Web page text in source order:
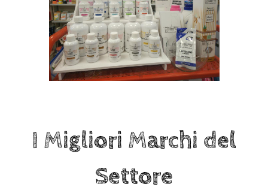
I Migliori Marchi del
Settore